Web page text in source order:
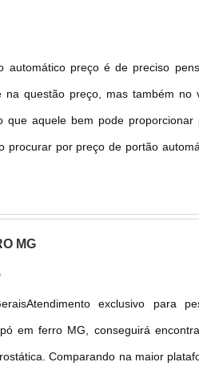
automático preço é de preciso
questão preço, mas também no
aquele bem pode proporcionar
por preço de portão
os preços totalmente
MG
exclusivo para
em ferro MG, conseguirá
Comparando na maior